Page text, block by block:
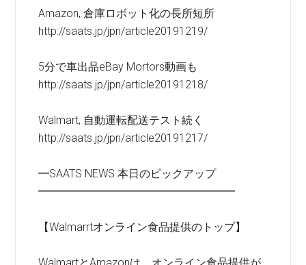
Amazon, 倉庫ロボット化の長所短所
http://saats.jp/jpn/article20191219/
5分で車出品eBay Mortors動画も
http://saats.jp/jpn/article20191218/
Walmart, 自動運転配送テスト続く
http://saats.jp/jpn/article20191217/
━SAATS NEWS 本日のピックアップ
━━━━━━━━━━━━━━━━━━
【Walmarrtオンライン食品提供のトップ】